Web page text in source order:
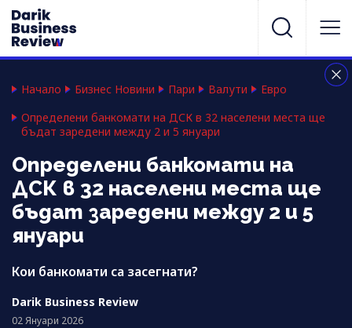
Начало Бизнес Новини Пари Валути
Евро
Определени банкомати на ДСК в 32 населени места ще
бъдат заредени между 2 и 5 януари
Определени банкомати на
ДСК в 32 населени места ще
бъдат заредени между 2 и 5
януари
Кои банкомати са засегнати?
Darik Business Review
02 Януари 2026